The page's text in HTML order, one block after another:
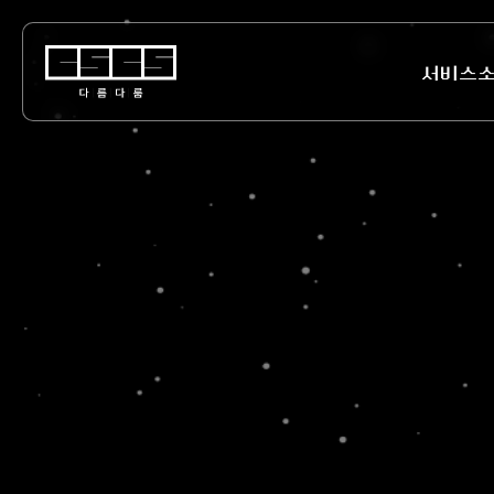
다름다룸
서비스